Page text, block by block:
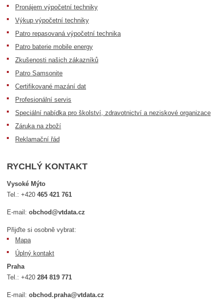
Pronájem výpočetní techniky
Výkup výpočetní techniky
Patro repasovaná výpočetní technika
Patro baterie mobile energy
Zkušenosti našich zákazníků
Patro Samsonite
Certifikované mazání dat
Profesionální servis
Speciální nabídka pro školství, zdravotnictví a neziskové organizace
Záruka na zboží
Reklamační řád
RYCHLÝ KONTAKT
Vysoké Mýto
Tel.:+420465 421 761
E-mail:obchod@vtdata.cz
Přijďte si osobně vybrat:
Mapa
Úplný kontakt
Praha
Tel.:+420284 819 771
E-mail:obchod.praha@vtdata.cz